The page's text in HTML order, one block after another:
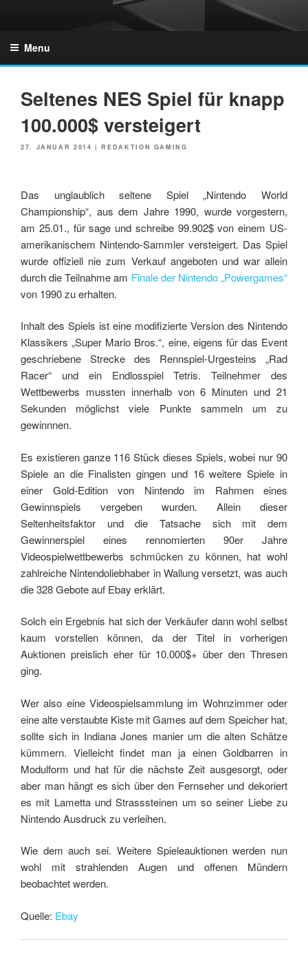
Menu
Seltenes NES Spiel für knapp
100.000$ versteigert
POSTED
27. JANUAR 2014 |REDAKTION GAMING
Das unglaublich seltene Spiel „Nintendo World
Championship“, aus dem Jahre 1990, wurde vorgestern,
am 25.01., für sage und schreibe 99.902$ von einem US-
amerikanischem Nintendo-Sammler versteigert. Das Spiel
wurde offiziell nie zum Verkauf angeboten und war allein
durch die Teilnahme am Finale der Nintendo „Powergames“
von 1990 zu erhalten.
Inhalt des Spiels ist eine modifizierte Version des Nintendo
Klassikers „Super Mario Bros.“, eine, eigens für das Event
geschriebene Strecke des Rennspiel-Urgesteins „Rad
Racer“ und ein Endlosspiel Tetris. Teilnehmer des
Wettbewerbs mussten innerhalb von 6 Minuten und 21
Sekunden möglichst viele Punkte sammeln um zu
gewinnnen.
Es existieren ganze 116 Stück dieses Spiels, wobei nur 90
Spiele an die Finalisten gingen und 16 weitere Spiele in
einer Gold-Edition von Nintendo im Rahmen eines
Gewinnspiels vergeben wurden. Allein dieser
Seltenheitsfaktor und die Tatsache sich mit dem
Gewinnerspiel eines rennomierten 90er Jahre
Videospielwettbewerbs schmücken zu können, hat wohl
zahlreiche Nintendoliebhaber in Wallung versetzt, was auch
die 328 Gebote auf Ebay erklärt.
Solch ein Ergebnis hat sich der Verkäufer dann wohl selbst
kaum vorstellen können, da der Titel in vorherigen
Auktionen preislich eher für 10.000$+ über den Thresen
ging.
Wer also eine Videospielsammlung im Wohnzimmer oder
eine alte verstaubte Kiste mit Games auf dem Speicher hat,
sollte sich in Indiana Jones manier um die alten Schätze
kümmern. Vielleicht findet man ja einen Goldbarren in
Modulform und hat für die nächste Zeit ausgesorgt, oder
aber man hängt es sich über den Fernseher und dekoriert
es mit Lametta und Strasssteinen um so seiner Liebe zu
Nintendo Ausdruck zu verleihen.
Wie dem auch sei. Weitere Spieleauktionen werden nun
wohl mit strahlenden Augen und offenen Mündern
beobachtet werden.
Quelle: Ebay